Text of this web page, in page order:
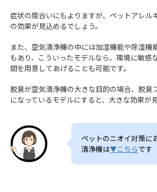
症状の度合いにもよりますが、ペットアレル
の効果が見込めるでしょう。
また、空気清浄機の中には加湿機能や除湿機
もあり、こういったモデルなら、環境に敏感
間を用意してあげることも可能です。
脱臭が空気清浄機の大きな目的の場合、脱臭
になっているモデルにすると、大きな効果が
ペットのニオイ対策に
清浄機は▼こちらです